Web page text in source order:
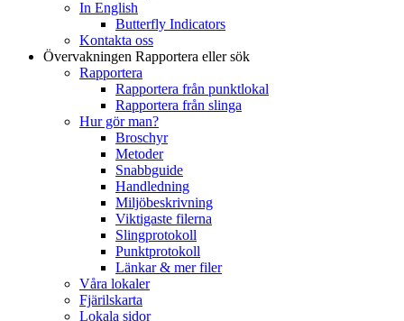
In English
Butterfly Indicators
Kontakta oss
Övervakningen Rapportera eller sök
Rapportera
Rapportera från punktlokal
Rapportera från slinga
Hur gör man?
Broschyr
Metoder
Snabbguide
Handledning
Miljöbeskrivning
Viktigaste filerna
Slingprotokoll
Punktprotokoll
Länkar & mer filer
Våra lokaler
Fjärilskarta
Lokala sidor